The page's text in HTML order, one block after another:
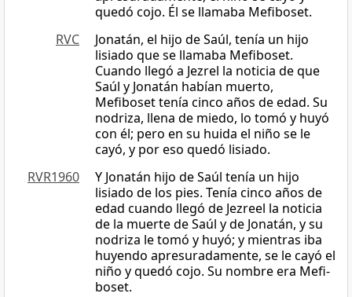
quedó cojo. Él se llamaba Mefiboset.
RVC
Jonatán, el hijo de Saúl, tenía un hijo
lisiado que se llamaba Mefiboset.
Cuando llegó a Jezrel la noticia de que
Saúl y Jonatán habían muerto,
Mefiboset tenía cinco años de edad. Su
nodriza, llena de miedo, lo tomó y huyó
con él; pero en su huida el niño se le
cayó, y por eso quedó lisiado.
RVR1960
Y Jonatán hijo de Saúl tenía un hijo
lisiado de los pies. Tenía cinco años de
edad cuando llegó de Jezreel la noticia
de la muerte de Saúl y de Jonatán, y su
nodriza le tomó y huyó; y mientras iba
huyendo apresuradamente, se le cayó el
niño y quedó cojo. Su nombre era Mefi-
boset.